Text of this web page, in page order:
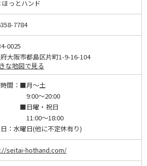
ほっとハンド
7784
0025
大阪市都島区片町1-9-16-104
な地図で見る
間： ■月～土
9:00～20:00
■日曜・祝日
11:00～18:00
： 水曜日(他に不定休有り)
seitai-hothand.com/